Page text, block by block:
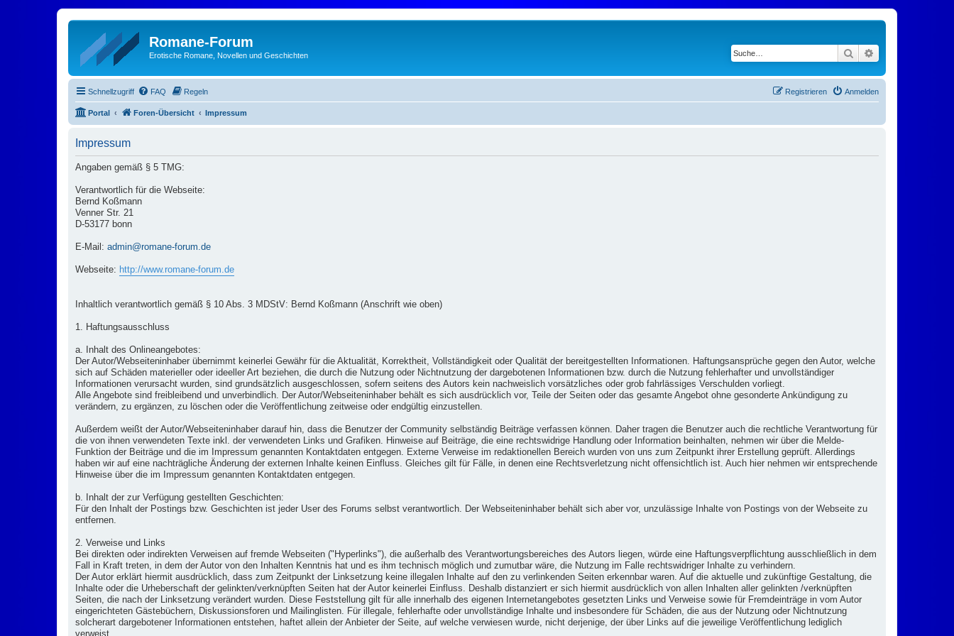
Romane-Forum
Erotische Romane, Novellen und Geschichten Suche
Schnellzugriff FAQ Regeln Anmelden
Registrieren
Portal Foren-Übersicht Impressum
Impressum
Angaben gemäß § 5 TMG:
Verantwortlich für die Webseite:
Bernd Koßmann
Venner Str. 21
D-53177 bonn
E-Mail: admin@romane-forum.de
Webseite: http://www.romane-forum.de
Inhaltlich verantwortlich gemäß § 10 Abs. 3 MDStV: Bernd Koßmann (Anschrift wie oben)
1. Haftungsausschluss
a. Inhalt des Onlineangebotes:
Der Autor/Webseiteninhaber übernimmt keinerlei Gewähr für die Aktualität, Korrektheit, Vollständigkeit oder Qualität der bereitgestellten Informationen. Haftungsansprüche gegen den Autor, welche
sich auf Schäden materieller oder ideeller Art beziehen, die durch die Nutzung oder Nichtnutzung der dargebotenen Informationen bzw. durch die Nutzung fehlerhafter und unvollständiger
Informationen verursacht wurden, sind grundsätzlich ausgeschlossen, sofern seitens des Autors kein nachweislich vorsätzliches oder grob fahrlässiges Verschulden vorliegt.
Alle Angebote sind freibleibend und unverbindlich. Der Autor/Webseiteninhaber behält es sich ausdrücklich vor, Teile der Seiten oder das gesamte Angebot ohne gesonderte Ankündigung zu
verändern, zu ergänzen, zu löschen oder die Veröffentlichung zeitweise oder endgültig einzustellen.
Außerdem weißt der Autor/Webseiteninhaber darauf hin, dass die Benutzer der Community selbständig Beiträge verfassen können. Daher tragen die Benutzer auch die rechtliche Verantwortung für
die von ihnen verwendeten Texte inkl. der verwendeten Links und Grafiken. Hinweise auf Beiträge, die eine rechtswidrige Handlung oder Information beinhalten, nehmen wir über die Melde-
Funktion der Beiträge und die im Impressum genannten Kontaktdaten entgegen. Externe Verweise im redaktionellen Bereich wurden von uns zum Zeitpunkt ihrer Erstellung geprüft. Allerdings
haben wir auf eine nachträgliche Änderung der externen Inhalte keinen Einfluss. Gleiches gilt für Fälle, in denen eine Rechtsverletzung nicht offensichtlich ist. Auch hier nehmen wir entsprechende
Hinweise über die im Impressum genannten Kontaktdaten entgegen.
b. Inhalt der zur Verfügung gestellten Geschichten:
Für den Inhalt der Postings bzw. Geschichten ist jeder User des Forums selbst verantwortlich. Der Webseiteninhaber behält sich aber vor, unzulässige Inhalte von Postings von der Webseite zu
entfernen.
2. Verweise und Links
Bei direkten oder indirekten Verweisen auf fremde Webseiten ("Hyperlinks"), die außerhalb des Verantwortungsbereiches des Autors liegen, würde eine Haftungsverpflichtung ausschließlich in dem
Fall in Kraft treten, in dem der Autor von den Inhalten Kenntnis hat und es ihm technisch möglich und zumutbar wäre, die Nutzung im Falle rechtswidriger Inhalte zu verhindern.
Der Autor erklärt hiermit ausdrücklich, dass zum Zeitpunkt der Linksetzung keine illegalen Inhalte auf den zu verlinkenden Seiten erkennbar waren. Auf die aktuelle und zukünftige Gestaltung, die
Inhalte oder die Urheberschaft der gelinkten/verknüpften Seiten hat der Autor keinerlei Einfluss. Deshalb distanziert er sich hiermit ausdrücklich von allen Inhalten aller gelinkten /verknüpften
Seiten, die nach der Linksetzung verändert wurden. Diese Feststellung gilt für alle innerhalb des eigenen Internetangebotes gesetzten Links und Verweise sowie für Fremdeinträge in vom Autor
eingerichteten Gästebüchern, Diskussionsforen und Mailinglisten. Für illegale, fehlerhafte oder unvollständige Inhalte und insbesondere für Schäden, die aus der Nutzung oder Nichtnutzung
solcherart dargebotener Informationen entstehen, haftet allein der Anbieter der Seite, auf welche verwiesen wurde, nicht derjenige, der über Links auf die jeweilige Veröffentlichung lediglich
verweist.